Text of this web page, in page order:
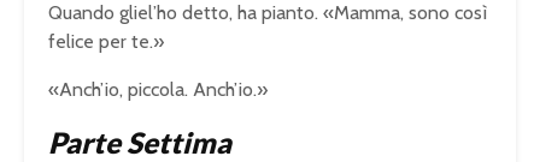
Quando gliel’ho detto, ha pianto. «Mamma, sono così
felice per te.»
«Anch’io, piccola. Anch’io.»
Parte Settima